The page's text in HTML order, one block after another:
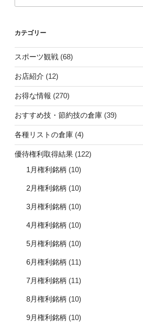
カテゴリー
スポーツ観戦 (68)
お店紹介 (12)
お得な情報 (270)
おすすめ技・節約技の倉庫 (39)
各種リストの倉庫 (4)
優待権利取得結果 (122)
1月権利銘柄 (10)
2月権利銘柄 (10)
3月権利銘柄 (10)
4月権利銘柄 (10)
5月権利銘柄 (10)
6月権利銘柄 (11)
7月権利銘柄 (11)
8月権利銘柄 (10)
9月権利銘柄 (10)